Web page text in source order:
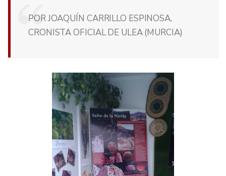
POR JOAQUÍN CARRILLO ESPINOSA,
CRONISTA OFICIAL DE ULEA (MURCIA)